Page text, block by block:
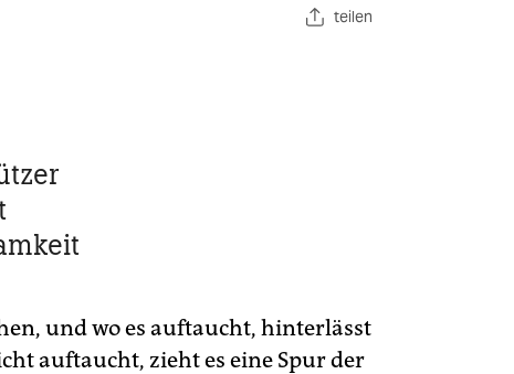
teilen
und wo es auftaucht, hinterlässt
auftaucht, zieht es eine Spur der